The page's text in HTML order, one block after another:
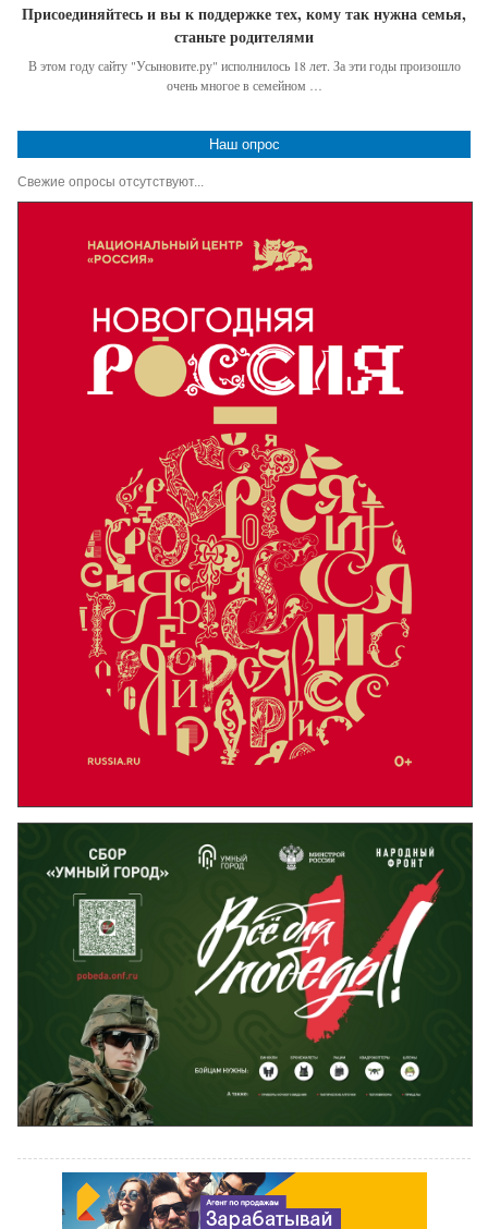
Присоединяйтесь и вы к поддержке тех, кому так нужна семья,
станьте родителями
В этом году сайту "Усыновите.ру" исполнилось 18 лет. За эти годы произошло
очень многое в семейном …
Наш опрос
Свежие опросы отсутствуют...